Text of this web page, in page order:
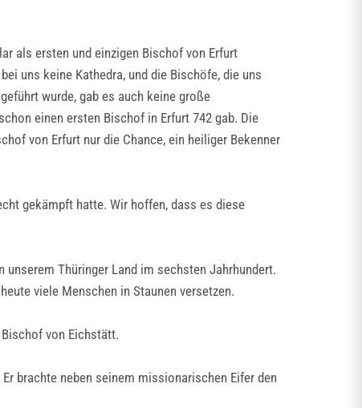
als ersten und einzigen Bischof von Erfurt
uns keine Kathedra, und die Bischöfe, die uns
wurde, gab es auch keine große
einen ersten Bischof in Erfurt 742 gab. Die
von Erfurt nur die Chance, ein heiliger Bekenner
gekämpft hatte. Wir hoffen, dass es diese
Thüringer Land im sechsten Jahrhundert.
viele Menschen in Staunen versetzen.
von Eichstätt.
brachte neben seinem missionarischen Eifer den